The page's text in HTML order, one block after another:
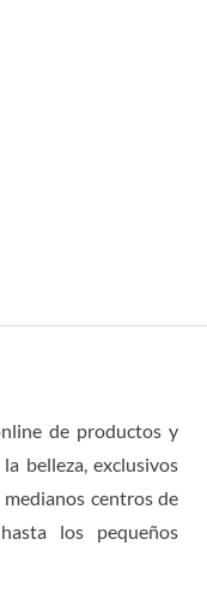
de productos y
belleza, exclusivos
centros de
los pequeños